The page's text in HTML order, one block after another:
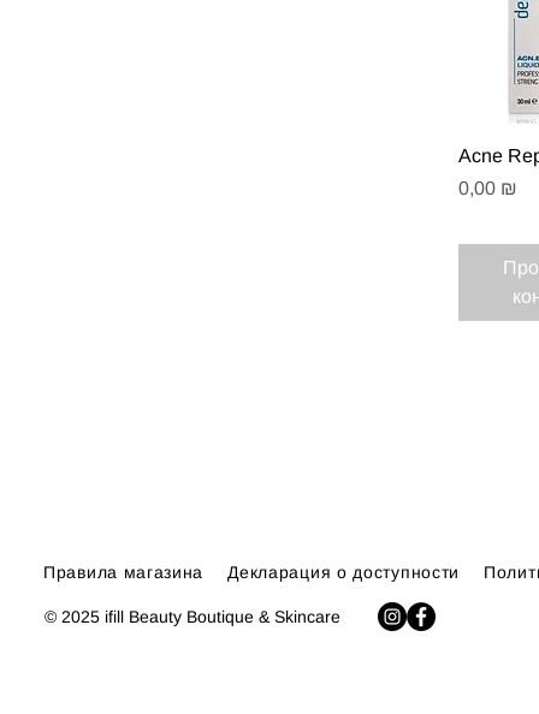
Acne
Цена
0,00 ₪
Правила магазина Декларация о доступности
© 2025 ifill Beauty Boutique & Skincare